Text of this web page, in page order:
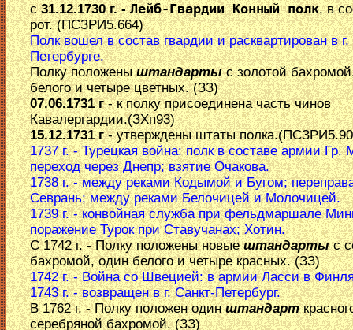
с31.12.1730 г. -Лейб-Гвардии Конный полк, в
рот. (ПСЗРИ5.664)
Полк вошел в состав гвардии и расквартирован в г.
Петербурге.
Полку положеныштандартыс золотой
белого и четыре цветных. (ЗЗ)
07.06.1731 г- к полку присоединена часть чинов
Кавалергардии.(ЗХп93)
15.12.1731 г- утверждены штаты
1737 г. - Турецкая война: полк в составе армии Гр.
переход через Днепр; взятие Очакова.
1738 г. - между реками Кодымой и Бугом;
Севрань; между реками Белочицей и Молочицей.
1739 г. - конвойная служба при фельдмаршале
поражение Турок при Ставучанах; Хотин.
С 1742 г. - Полку положены новыештандартыс
бахромой, один белого и четыре красных. (ЗЗ)
1742 г. - Война со Швецией: в армии Ласси в
1743 г. - возвращен в г. Санкт-Петербург.
В 1762 г. - Полку положен одинштандарт
серебряной бахромой. (ЗЗ)